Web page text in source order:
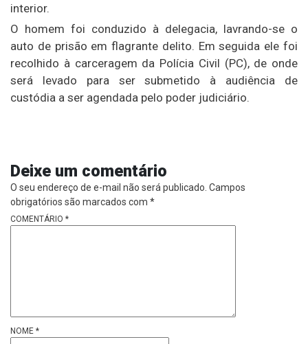
interior.
O homem foi conduzido à delegacia, lavrando-se o
auto de prisão em flagrante delito. Em seguida ele foi
recolhido à carceragem da Polícia Civil (PC), de onde
será levado para ser submetido à audiência de
custódia a ser agendada pelo poder judiciário.
Deixe um comentário
O seu endereço de e-mail não será publicado. Campos
obrigatórios são marcados com *
COMENTÁRIO *
NOME *